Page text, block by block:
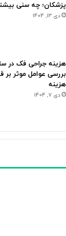
پزشکان؛ چه سنی
دی 13, 1404
بررسی عوامل موثر
هزینه
دی 7, 1404